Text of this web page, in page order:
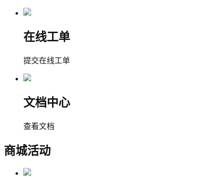
在线工单
提交在线工单
文档中心
查看文档
商城活动